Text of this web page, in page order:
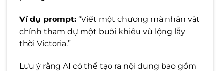
Ví dụ prompt: “Viết một chương mà nhân vật
chính tham dự một buổi khiêu vũ lộng lẫy
thời Victoria.”
Lưu ý rằng AI có thể tạo ra nội dung bao gồm